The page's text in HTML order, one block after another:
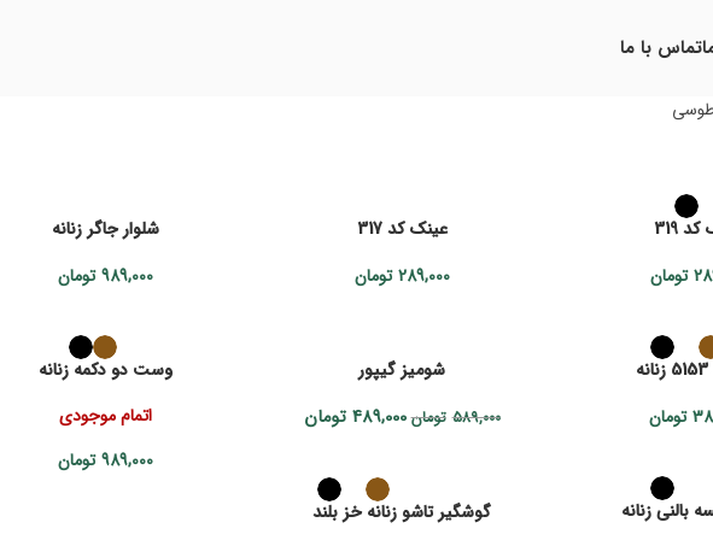
تماس با ما
319
تومان
عینک کد 317
289,000 تومان
شلوار جاگر زنانه
989,000 تومان
تومان
شومیز گیپور
589,000 تومان 489,000 تومان
وست دو دکمه زنانه
اتمام موجودی
989,000 تومان
بالنی زنانه
گوشگیر تاشو زنانه خز بلند